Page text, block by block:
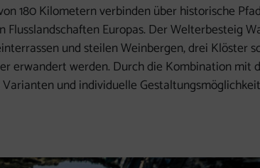
180 Kilometern verbinden über historische
Europas. Der Welterbesteig
und steilen Weinbergen, drei Klöster
erwandert werden. Durch die Kombination mit
und individuelle